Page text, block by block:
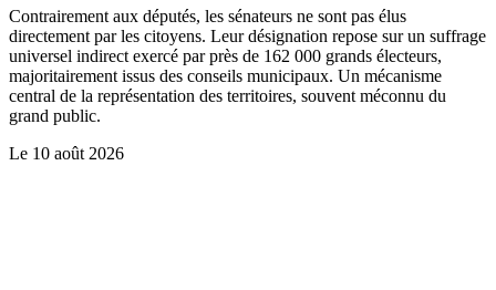
Contrairement aux députés, les sénateurs ne sont pas élus
directement par les citoyens. Leur désignation repose sur un suffrage
universel indirect exercé par près de 162 000 grands électeurs,
majoritairement issus des conseils municipaux. Un mécanisme
central de la représentation des territoires, souvent méconnu du
grand public.
Le 10 août 2026